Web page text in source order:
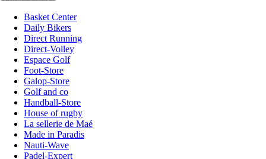
Basket Center
Daily Bikers
Direct Running
Direct-Volley
Espace Golf
Foot-Store
Galop-Store
Golf and co
Handball-Store
House of rugby
La sellerie de Maé
Made in Paradis
Nauti-Wave
Padel-Expert